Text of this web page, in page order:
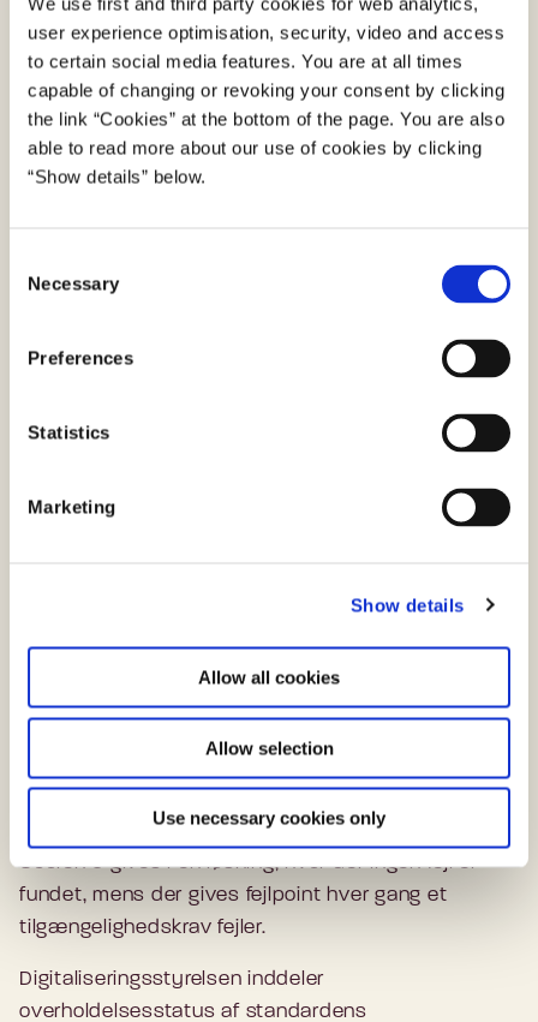
user experience optimisation, security, video and access
to certain social media features. You are at all times
capable of changing or revoking your consent by clicking
the link “Cookies” at the bottom of the page. You are also
able to read more about our use of cookies by clicking
“Show details” below.
Necessary
Preferences
Statistics
Marketing
Show details
Allow all cookies
Allow selection
Use necessary cookies only
11.1.4.11 Kontrast for ikke-
tekstbaseret indhold
66 %
11.5.2.10 Tekst 58 %
11.5.2.5 Information om
objektet
11.5.2.3 Anvendelse af
Digitaliseringsstyrelsen tester de monitorerede
Som resultat af en forenklet eller dybdegående
monitorering tildeles webstedet eller
mobilapplikationen en monitoreringsscore, der
afspejler hvor mange tilgængelighedsproblemer, der
er fundet ved en monitorering.
Scoren 0 gives i en løsning, hvor der ingen fejl er
fundet, mens der gives fejlpoint hver gang et
tilgængelighedskrav fejler.
Digitaliseringsstyrelsen inddeler
overholdelsesstatus af standardens